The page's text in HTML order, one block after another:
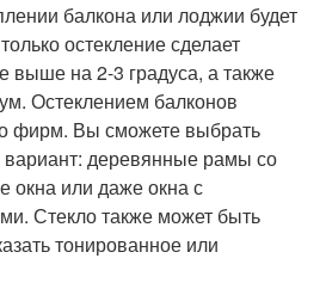
балкона или лоджии будет
остекление сделает
выше на 2-3 градуса, а также
Остеклением балконов
фирм. Вы сможете выбрать
деревянные рамы со
окна или даже окна с
Стекло также может быть
тонированное или